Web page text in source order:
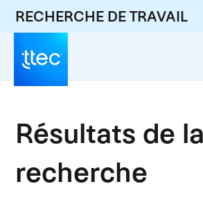
RECHERCHE DE TRAVAIL
Résultats de la
recherche